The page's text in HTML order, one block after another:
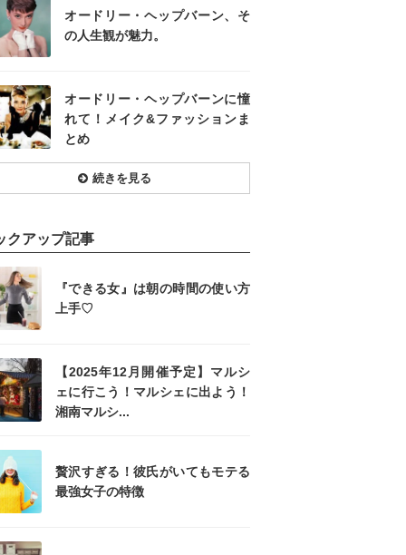
オードリー・ヘップバーン、そ
の人生観が魅力。
オードリー・ヘップバーンに憧
れて！メイク&ファッションま
とめ
続きを見る
クアップ記事
『できる女』は朝の時間の使い方
上手♡
【2025年12月開催予定】マルシ
ェに行こう！マルシェに出よう！
湘南マルシ...
贅沢すぎる！彼氏がいてもモテる
最強女子の特徴